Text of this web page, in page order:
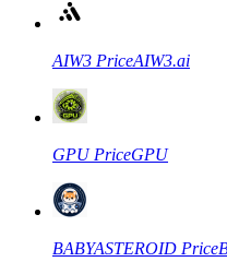
за копи-трейдинг
AIW3 PriceAIW3.ai
GPUPriceGPU
BABYASTEROID Price